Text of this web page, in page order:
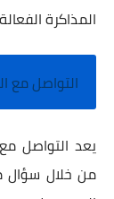
المذاكرة
التواصل مع
يعد التواصل
من خلال سؤال